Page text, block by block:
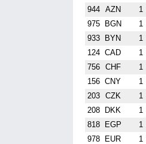
944 AZN 1
975 BGN 1
933 BYN 1
124 CAD 1
756 CHF 1
156 CNY 1
203 CZK 1
208 DKK 1
818 EGP 1
978 EUR 1